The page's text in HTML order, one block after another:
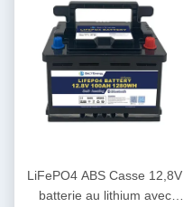
LiFePO4 ABS Casse 12,8V
batterie au lithium avec